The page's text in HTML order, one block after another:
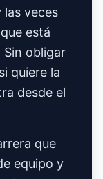
las veces
está
Sin obligar
quiere la
desde el
que
equipo y